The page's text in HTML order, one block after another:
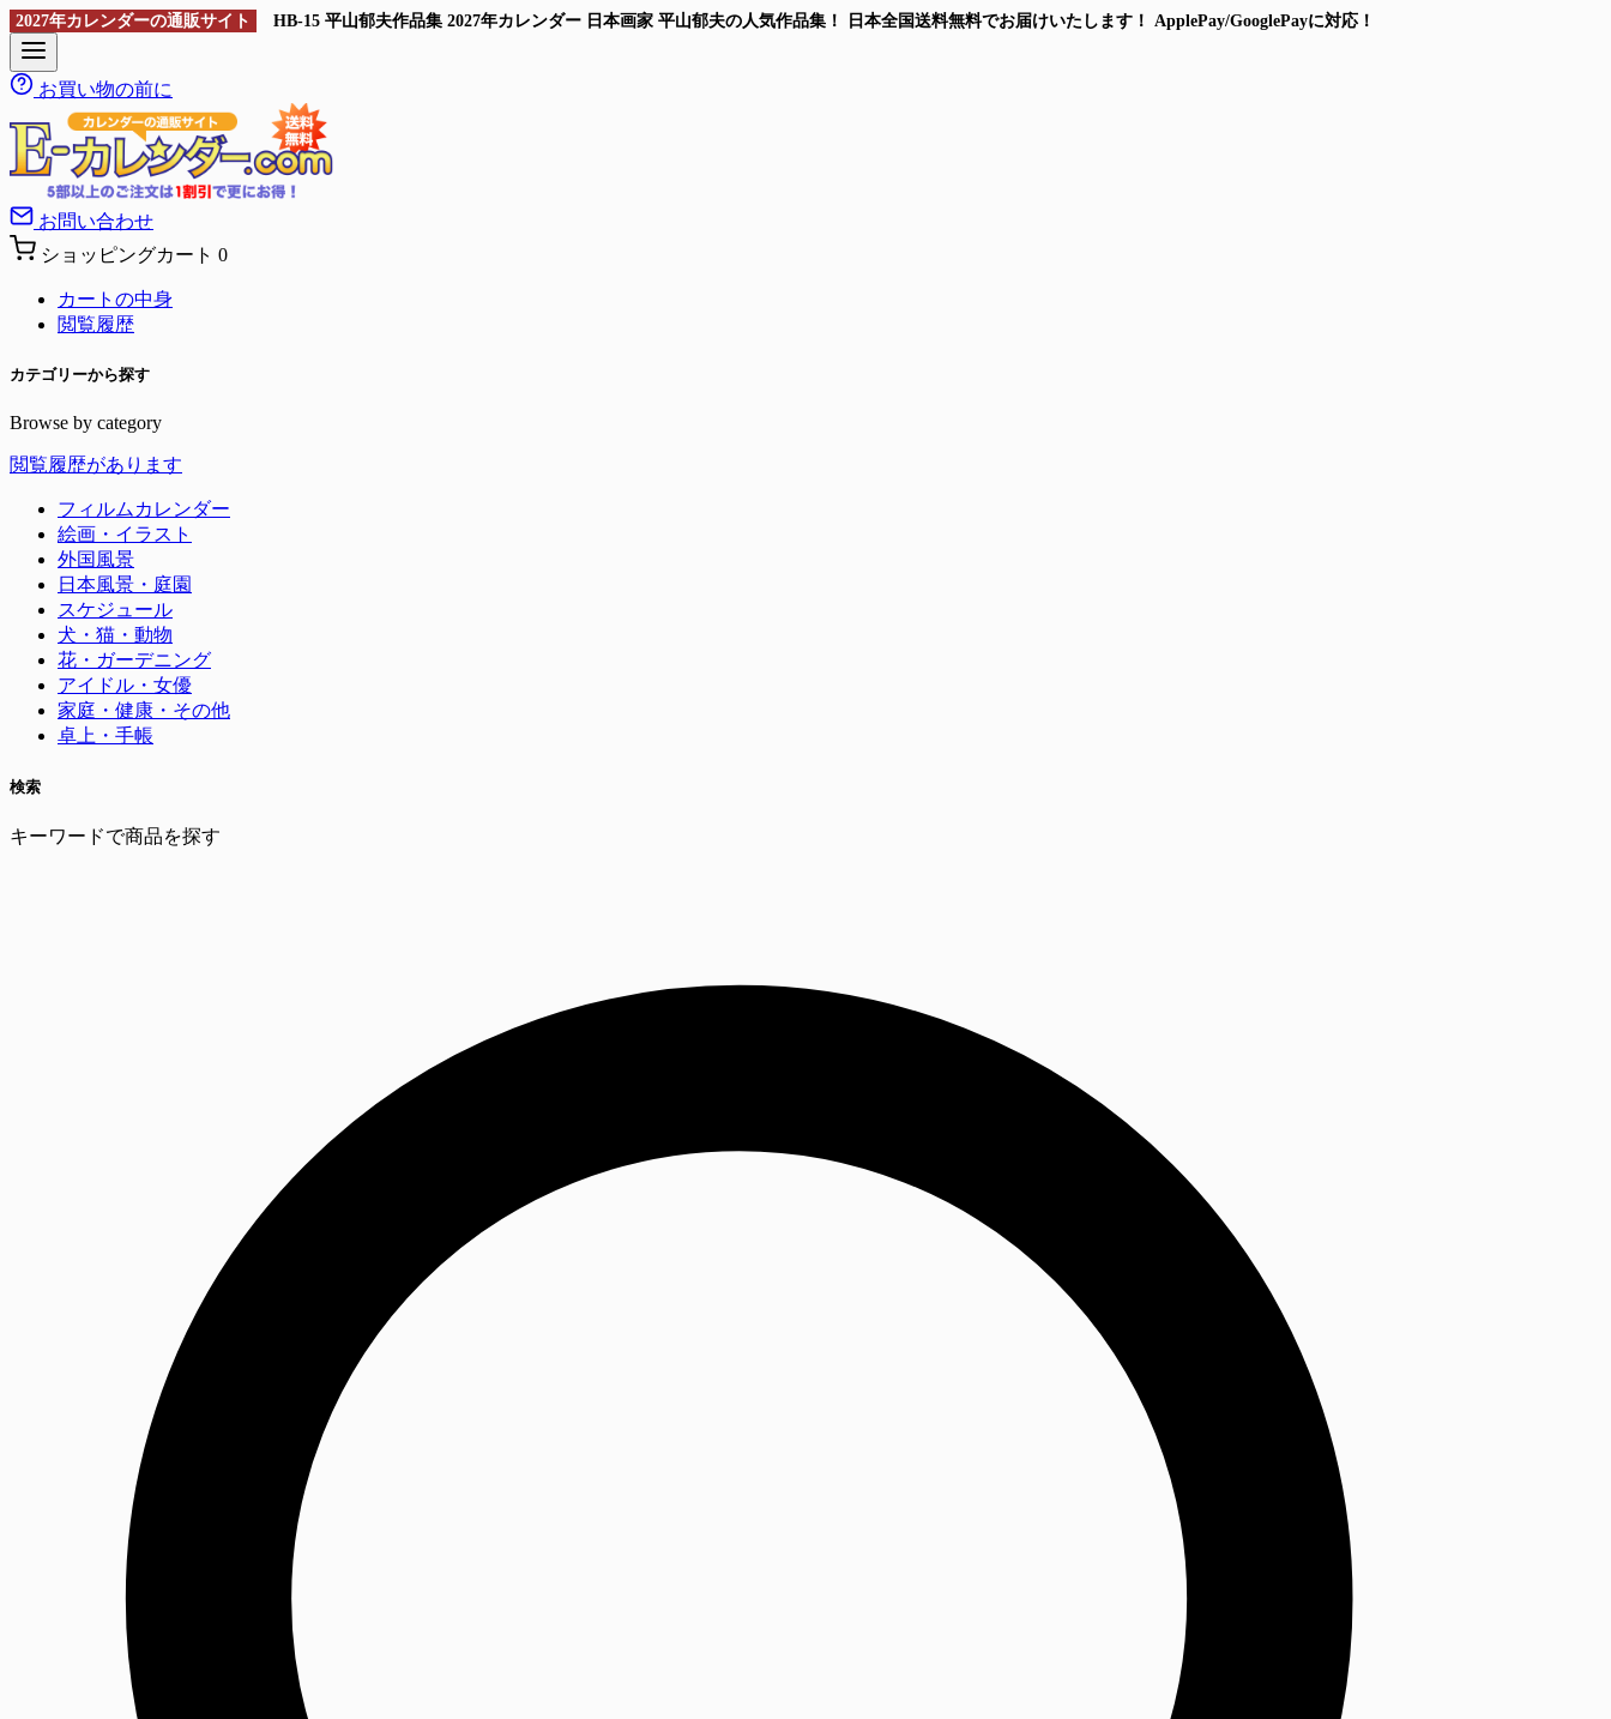
2027年カレンダーの通販サイト HB-15 平山郁夫作品集 2027年カレンダー 日本画家 平山郁夫の人気作品集！ 日本全国送料無料でお届けいたします！ ApplePay/GooglePayに対応！
お買い物の前に
お問い合わせ
ショッピングカート 0
カートの中身
閲覧履歴
カテゴリーから探す
Browse by category
閲覧履歴があります
フィルムカレンダー
絵画・イラスト
外国風景
日本風景・庭園
スケジュール
犬・猫・動物
花・ガーデニング
アイドル・女優
家庭・健康・その他
卓上・手帳
検索
キーワードで商品を探す